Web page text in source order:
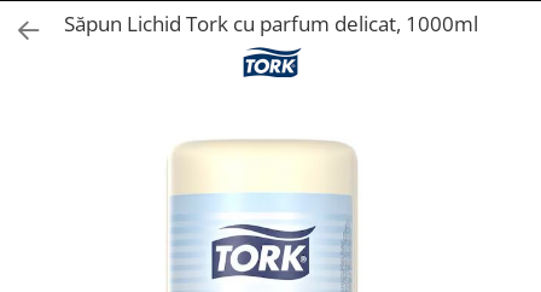
profesionale
Echipament de curatat cu presiune
Masini de curatat si aspirat
Săpun Lichid Tork cu parfum delicat, 1000ml